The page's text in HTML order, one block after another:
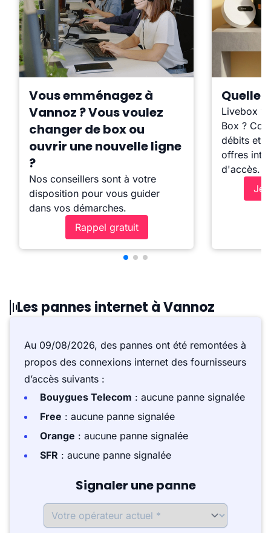
Vous emménagez à
Vannoz ? Vous voulez
changer de box ou
ouvrir une nouvelle ligne
?
Nos conseillers sont à votre
disposition pour vous guider
dans vos démarches.
Rappel gratuit
Quelle
Livebox ?
Box ?
débits et
offres
d'accès.
Je
Les pannes internet à Vannoz
Au 09/08/2026, des pannes ont été remontées à
propos des connexions internet des fournisseurs
d’accès suivants :
Bouygues Telecom : aucune panne signalée
Free : aucune panne signalée
Orange : aucune panne signalée
SFR : aucune panne signalée
Signaler une panne